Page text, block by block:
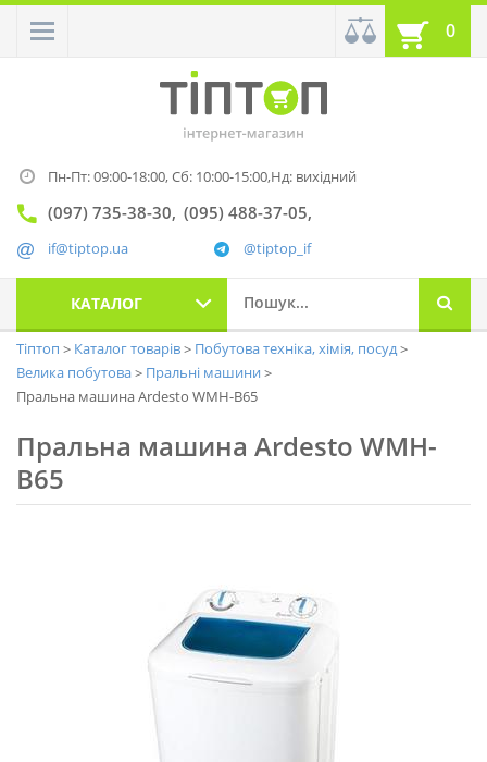
0
Пн-Пт: 09:00-18:00,Сб: 10:00-15:00,Нд: вихідний
(097) 735-38-30 (095) 488-37-05
@tiptop_if
if@tiptop.ua
КАТАЛОГ
Тіптоп Каталог товарів
Побутова техніка, хімія, посуд
Велика побутова
Пральні машини
Пральна машина Ardesto WMH-B65
Пральна машина Ardesto WMH-
B65